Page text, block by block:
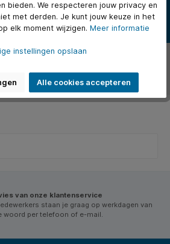
paneel van Ø120 cm met meegeleverd
systeemplafond als vast plafond.
van onze klantenservice
staan je graag op werkdagen van
woord per telefoon of e-mail.
bieden. We respecteren jouw privacy en
met derden. Je kunt jouw keuze in het
elk moment wijzigen. Meer informatie
instellingen opslaan
Alle cookies accepteren